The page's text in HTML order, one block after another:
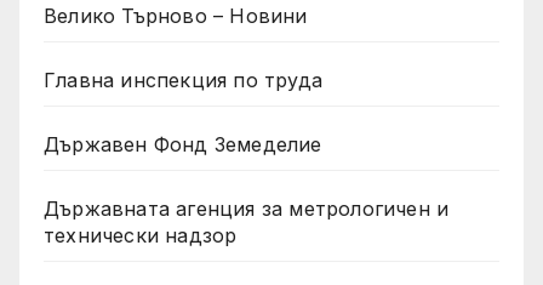
Велико Търново – Новини
Главна инспекция по труда
Държавен Фонд Земеделие
Държавната агенция за метрологичен и
технически надзор